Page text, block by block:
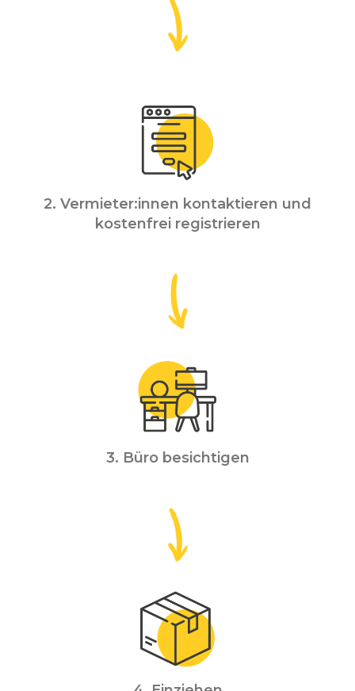
2. Vermieter:innen kontaktieren und
kostenfrei registrieren
3. Büro besichtigen